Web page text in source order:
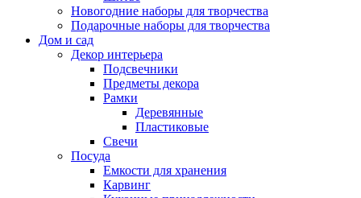
Новогодние наборы для творчества
Подарочные наборы для творчества
Дом и сад
Декор интерьера
Подсвечники
Предметы декора
Рамки
Деревянные
Пластиковые
Свечи
Посуда
Емкости для хранения
Карвинг